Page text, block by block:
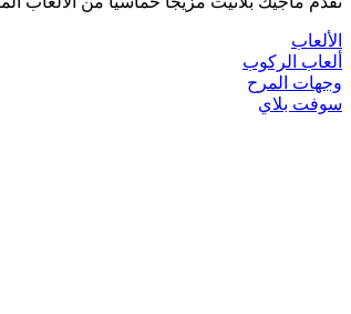
الألعاب
ألعاب الركوب
وجهات المرح
سوفت بلاي